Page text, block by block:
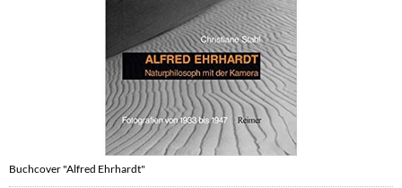
Buchcover "Alfred Ehrhardt"